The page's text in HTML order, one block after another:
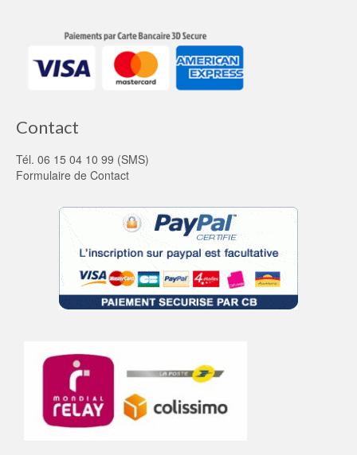
Contact
Tél. 06 15 04 10 99 (SMS)
Formulaire de Contact